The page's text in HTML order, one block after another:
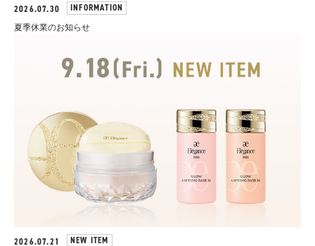
2026.07.30 INFORMATION
夏季休業のお知らせ
2026.07.21 NEW ITEM